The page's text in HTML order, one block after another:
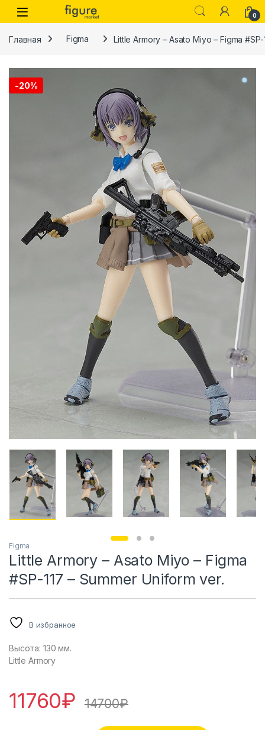
Перейти к навигации
Перейти к контенту
0
Главная Figma Little Armory – Asato Miyo – Figma
-20%
Figma
Little Armory – Asato Miyo – Figma
#SP-117 – Summer Uniform ver.
В избранное
Высота: 130 мм.
Little Armory
11760₽ 14700₽